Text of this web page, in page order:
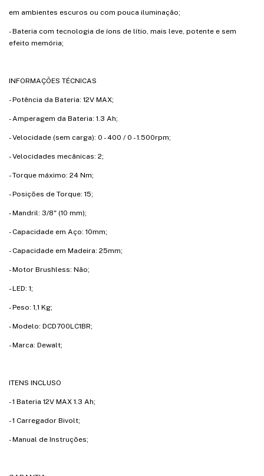
em ambientes escuros ou com pouca iluminação;
- Bateria com tecnologia de íons de lítio, mais leve, potente e sem
efeito memória;
INFORMAÇÕES TÉCNICAS
- Potência da Bateria: 12V MAX;
- Amperagem da Bateria: 1.3 Ah;
- Velocidade (sem carga): 0 - 400 / 0 - 1.500rpm;
- Velocidades mecânicas: 2;
- Torque máximo: 24 Nm;
- Posições de Torque: 15;
- Mandril: 3/8" (10 mm);
- Capacidade em Aço: 10mm;
- Capacidade em Madeira: 25mm;
- Motor Brushless: Não;
- LED: 1;
- Peso: 1,1 Kg;
- Modelo: DCD700LC1BR;
- Marca: Dewalt;
ITENS INCLUSO
- 1 Bateria 12V MAX 1.3 Ah;
- 1 Carregador Bivolt;
- Manual de Instruções;